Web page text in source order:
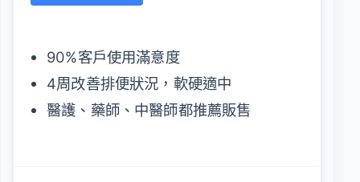
90%客戶使用滿意度
4周改善排便狀況，軟硬適中
醫護、藥師、中醫師都推薦販售